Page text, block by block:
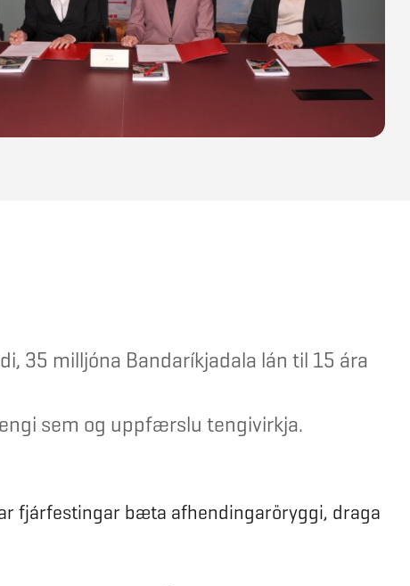
35 milljóna Bandaríkjadala lán til 15 ára
sem og uppfærslu tengivirkja.
fjárfestingar bæta afhendingaröryggi, draga